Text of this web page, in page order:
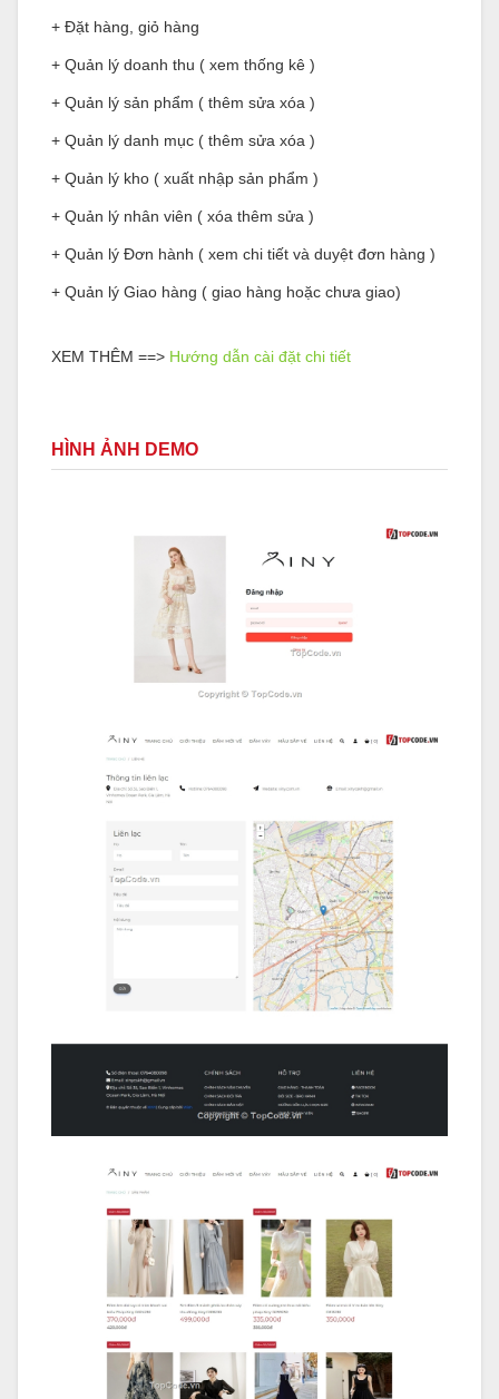
+ Đặt hàng, giỏ hàng
+ Quản lý doanh thu ( xem thống kê )
+ Quản lý sản phẩm ( thêm sửa xóa )
+ Quản lý danh mục ( thêm sửa xóa )
+ Quản lý kho ( xuất nhập sản phẩm )
+ Quản lý nhân viên ( xóa thêm sửa )
+ Quản lý Đơn hành ( xem chi tiết và duyệt đơn hàng )
+ Quản lý Giao hàng ( giao hàng hoặc chưa giao)
XEM THÊM ==> Hướng dẫn cài đặt chi tiết
HÌNH ẢNH DEMO